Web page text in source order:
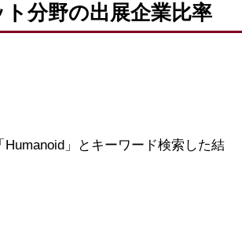
分野の出展企業比率
」とキーワード検索した結